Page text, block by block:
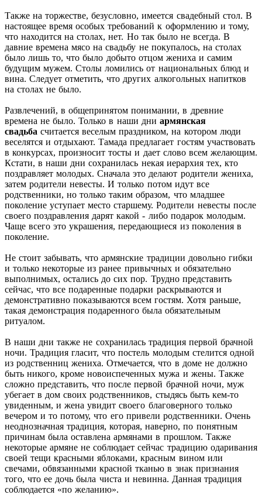
Также на торжестве, безусловно, имеется свадебный стол. В
настоящее время особых требований к оформлению и тому,
что находится на столах, нет. Но так было не всегда. В
давние времена мясо на свадьбу не покупалось, на столах
было лишь то, что было добыто отцом жениха и самим
будущим мужем. Столы ломились от национальных блюд и
вина. Следует отметить, что других алкогольных напитков
на столах не было.
Развлечений, в общепринятом понимании, в древние
времена не было. Только в наши дни армянская
свадьба считается веселым праздником, на котором люди
веселятся и отдыхают. Тамада предлагает гостям участвовать
в конкурсах, произносит тосты и дает слово всем желающим.
Кстати, в наши дни сохранилась некая иерархия тех, кто
поздравляет молодых. Сначала это делают родители жениха,
затем родители невесты. И только потом идут все
родственники, но только таким образом, что младшее
поколение уступает место старшему. Родители невесты после
своего поздравления дарят какой - либо подарок молодым.
Чаще всего это украшения, передающиеся из поколения в
поколение.
Не стоит забывать, что армянские традиции довольно гибки
и только некоторые из ранее привычных и обязательно
выполнимых, остались до сих пор. Трудно представить
сейчас, что все подаренные подарки раскрываются и
демонстративно показываются всем гостям. Хотя раньше,
такая демонстрация подаренного была обязательным
ритуалом.
В наши дни также не сохранилась традиция первой брачной
ночи. Традиция гласит, что постель молодым стелится одной
из родственниц жениха. Отмечается, что в доме не должно
быть никого, кроме новоиспеченных мужа и жены. Также
сложно представить, что после первой брачной ночи, муж
убегает в дом своих родственников, стыдясь быть кем-то
увиденным, и жена увидит своего благоверного только
вечером и то потому, что его привели родственники. Очень
неоднозначная традиция, которая, наверно, по понятным
причинам была оставлена армянами в прошлом. Также
некоторые армяне не соблюдает сейчас традицию одаривания
своей тещи красными яблоками, красным вином или
свечами, обвязанными красной тканью в знак признания
того, что ее дочь была чиста и невинна. Данная традиция
соблюдается «по желанию».